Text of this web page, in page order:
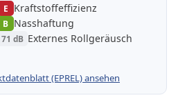
E Kraftstoffeffizienz
B Nasshaftung
71 dB Externes Rollgeräusch
(EPREL) ansehen